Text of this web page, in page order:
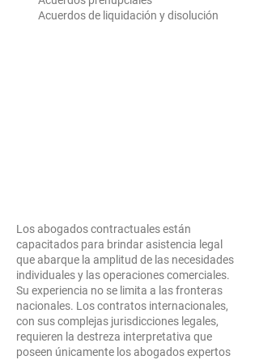
Acuerdos de liquidación ydisolución
Los abogados contractuales están
capacitados para brindar asistencia legal
que abarque la amplitud de las necesidades
individuales y las operaciones comerciales.
Su experiencia no se limita a las fronteras
nacionales. Los contratos internacionales,
con sus complejas jurisdicciones legales,
requieren la destreza interpretativa que
poseen únicamente los abogados expertos